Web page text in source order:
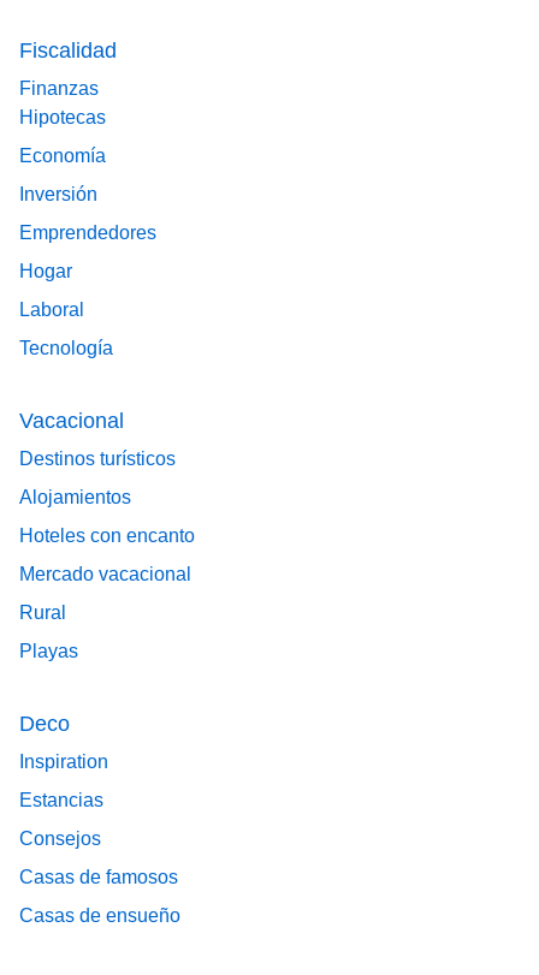
Fiscalidad
Finanzas
Hipotecas
Economía
Inversión
Emprendedores
Hogar
Laboral
Tecnología
Vacacional
Destinos turísticos
Alojamientos
Hoteles con encanto
Mercado vacacional
Rural
Playas
Deco
Inspiration
Estancias
Consejos
Casas de famosos
Casas de ensueño